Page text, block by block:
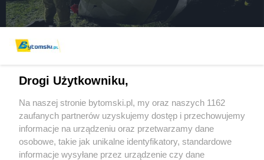
Kolejne groźne zdarzenie w Bytomiu. Policjanci z
drogówki apelują o ostrożność
Wydawca mediów lokalnych
Drogi Użytkowniku,
Na naszej stronie bytomski.pl, my oraz naszych 1162
zaufanych partnerów uzyskujemy dostęp i przechowujemy
informacje na urządzeniu oraz przetwarzamy dane
osobowe, takie jak unikalne identyfikatory, standardowe
informacje wysyłane przez urządzenie czy dane